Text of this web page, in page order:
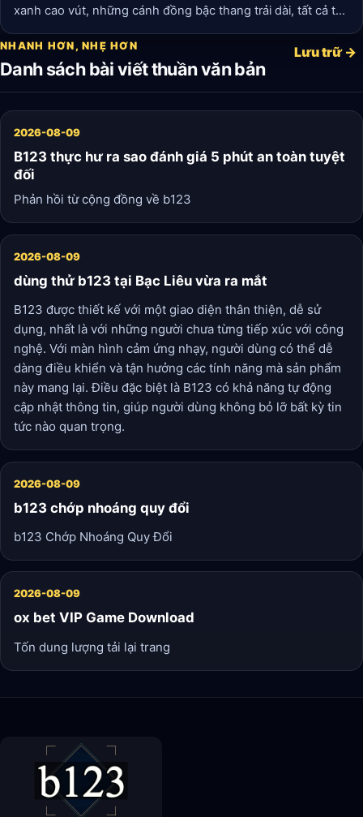
xanh cao vút, những cánh đồng bậc thang trải dài, tất cả tạo
nên một bức tranh tuyệt đẹp. Nơi đây, những tiếng chim hót
líu lo vang vọng trong không gian yên tĩnh, khiến tôi nhận
thấy bình yên hơn bao giờ hết.
NHANH HƠN, NHẸ HƠN
Danh sách bài viết thuần văn bản
Lưu trữ →
2026-08-09
B123 thực hư ra sao đánh giá 5 phút an toàn tuyệt
đối
Phản hồi từ cộng đồng về b123
2026-08-09
dùng thử b123 tại Bạc Liêu vừa ra mắt
B123 được thiết kế với một giao diện thân thiện, dễ sử
dụng, nhất là với những người chưa từng tiếp xúc với công
nghệ. Với màn hình cảm ứng nhạy, người dùng có thể dễ
dàng điều khiển và tận hưởng các tính năng mà sản phẩm
này mang lại. Điều đặc biệt là B123 có khả năng tự động
cập nhật thông tin, giúp người dùng không bỏ lỡ bất kỳ tin
tức nào quan trọng.
2026-08-09
b123 chớp nhoáng quy đổi
b123 Chớp Nhoáng Quy Đổi
2026-08-09
ox bet VIP Game Download
Tốn dung lượng tải lại trang